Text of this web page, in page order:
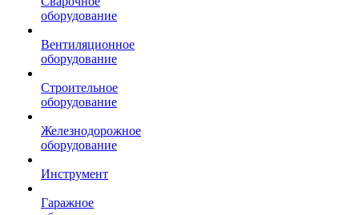
оборудование
Вентиляционное
оборудование
Строительное
оборудование
Железнодорожное
оборудование
Инструмент
Гаражное